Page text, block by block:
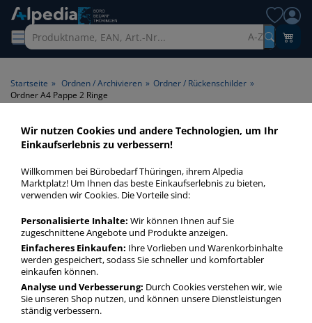
A-Z
Startseite » Ordnen / Archivieren » Ordner / Rückenschilder »
Ordner A4 Pappe 2 Ringe
Ordner A4 Pappe 2 Ringe >
Ringanzahl 2 Ringe
Ordner A4 Pappe 2 Ringe in bester Qualität zum günstigen
unserer Filter-Funktion.
Ordner A4 Pappe 2 Ringe
mehr Infos zur Kategorie
Wir nutzen Cookies und andere Technologien, um Ihr
Einkaufserlebnis zu verbessern!
Willkommen bei Bürobedarf Thüringen, ihrem Alpedia
Marktplatz! Um Ihnen das beste Einkaufserlebnis zu bieten,
verwenden wir Cookies. Die Vorteile sind:
Personalisierte Inhalte: Wir können Ihnen auf Sie
zugeschnittene Angebote und Produkte anzeigen.
Einfacheres Einkaufen: Ihre Vorlieben und Warenkorbinhalte
werden gespeichert, sodass Sie schneller und komfortabler
einkaufen können.
Analyse und Verbesserung: Durch Cookies verstehen wir, wie
Sie unseren Shop nutzen, und können unsere Dienstleistungen
ständig verbessern.